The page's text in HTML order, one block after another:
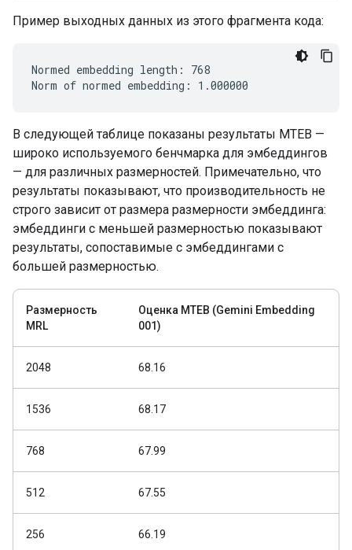
Пример выходных данных из этого фрагмента кода:
Normed embedding length: 768
В следующей таблице показаны результаты MTEB —
широко используемого бенчмарка для эмбеддингов
— для различных размерностей. Примечательно, что
результаты показывают, что производительность не
строго зависит от размера размерности эмбеддинга:
эмбеддинги с меньшей размерностью показывают
результаты, сопоставимые с эмбеддингами с
большей размерностью.
Размерность
МRL
Оценка MTEB (Gemini Embedding
001)
2048 68.16
1536 68.17
768 67.99
512 67.55
256 66.19